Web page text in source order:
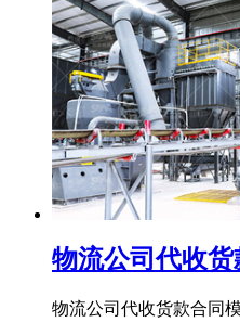
物流公司代收
物流公司代收货款合同